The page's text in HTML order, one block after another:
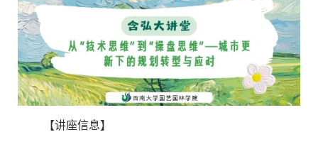
【讲座信息】